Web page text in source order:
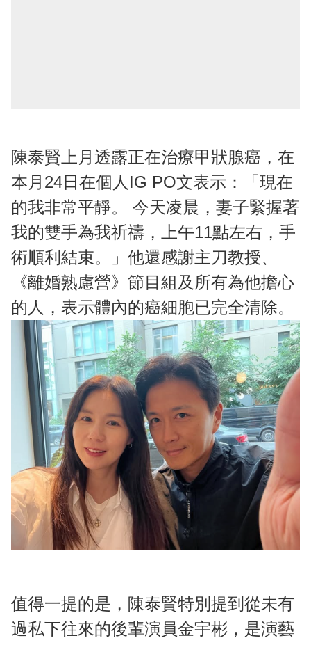
陳泰賢上月透露正在治療甲狀腺癌，在
本月24日在個人IG PO文表示：「現在
的我非常平靜。 今天凌晨，妻子緊握著
我的雙手為我祈禱，上午11點左右，手
術順利結束。」他還感謝主刀教授、
《離婚熟慮營》節目組及所有為他擔心
的人，表示體內的癌細胞已完全清除。
值得一提的是，陳泰賢特別提到從未有
過私下往來的後輩演員金宇彬，是演藝